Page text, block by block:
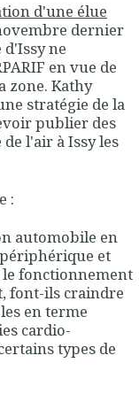
d'une élue
dernier
ne
en vue de
zone. Kathy
stratégie de la
publier des
l'air à Issy les
:
automobile en
périphérique et
fonctionnement
font-ils craindre
en terme
cardio-
types de